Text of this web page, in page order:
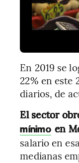
En 2019 se
22% en este
diarios, de
El sector
mínimo en
salario en
medianas